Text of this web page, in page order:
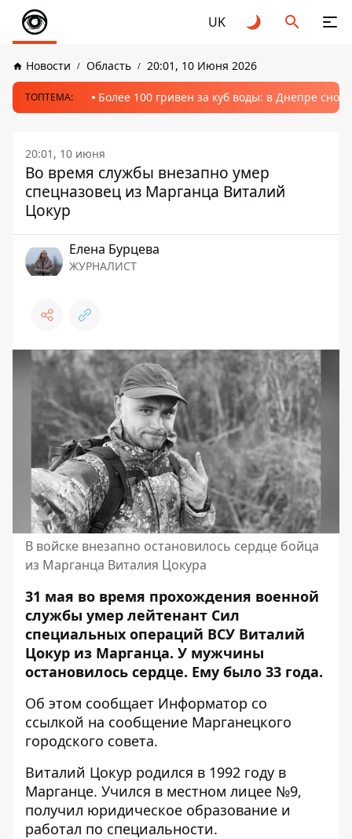
UK
Новости Область 20:01, 10 Июня 2026
ТОПТЕМА: Более 100 гривен за куб воды: в Днепре
20:01, 10 июня
Во время службы внезапно умер
спецназовец из Марганца Виталий
Цокур
Елена Бурцева
ЖУРНАЛИСТ
В войске внезапно остановилось сердце бойца
из Марганца Виталия Цокура
31 мая во время прохождения военной
службы умер лейтенант Сил
специальных операций ВСУ Виталий
Цокур из Марганца. У мужчины
остановилось сердце. Ему было 33 года.
Об этом сообщает Информатор со
ссылкой на сообщение Марганецкого
городского совета.
Виталий Цокур родился в 1992 году в
Марганце. Учился в местном лицее №9,
получил юридическое образование и
работал по специальности.